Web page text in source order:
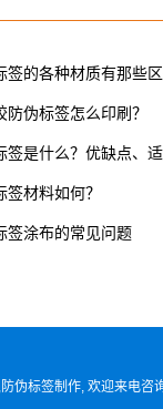
签的各种材质有那些区
伪标签怎么印刷？
签是什么？优缺点、
材料如何？
签涂布的常见问题
防伪标签制作, 欢迎来电咨